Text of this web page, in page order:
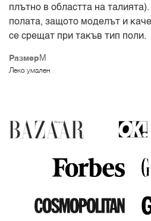
Размер M
Леко умален
плътно в областта на
полата, защото моделът и
се срещат при такъв тип поли.